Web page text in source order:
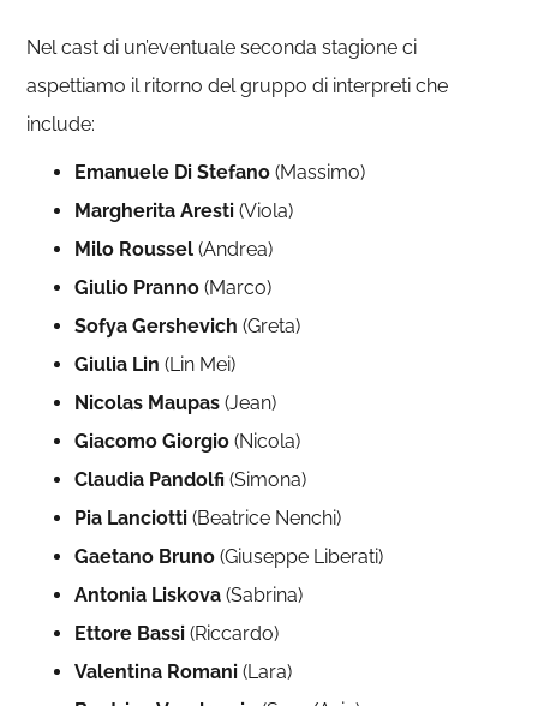
Nel cast di un’eventuale seconda stagione ci
aspettiamo il ritorno del gruppo di interpreti che
include:
Emanuele Di Stefano (Massimo)
Margherita Aresti (Viola)
Milo Roussel (Andrea)
Giulio Pranno (Marco)
Sofya Gershevich (Greta)
Giulia Lin (Lin Mei)
Nicolas Maupas (Jean)
Giacomo Giorgio (Nicola)
Claudia Pandolfi (Simona)
Pia Lanciotti (Beatrice Nenchi)
Gaetano Bruno (Giuseppe Liberati)
Antonia Liskova (Sabrina)
Ettore Bassi (Riccardo)
Valentina Romani (Lara)